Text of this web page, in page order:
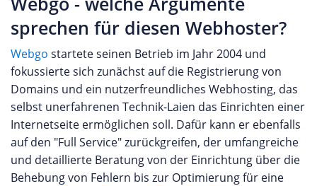
sprechen für diesen Webhoster?
Webgo startete seinen Betrieb im Jahr 2004 und
fokussierte sich zunächst auf die Registrierung von
Domains und ein nutzerfreundliches Webhosting, das
selbst unerfahrenen Technik-Laien das Einrichten einer
Internetseite ermöglichen soll. Dafür kann er ebenfalls
auf den "Full Service" zurückgreifen, der umfangreiche
und detaillierte Beratung von der Einrichtung über die
Behebung von Fehlern bis zur Optimierung für eine